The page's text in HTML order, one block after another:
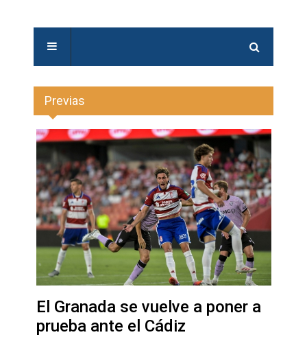
Previas
El Granada se vuelve a poner a
prueba ante el Cádiz